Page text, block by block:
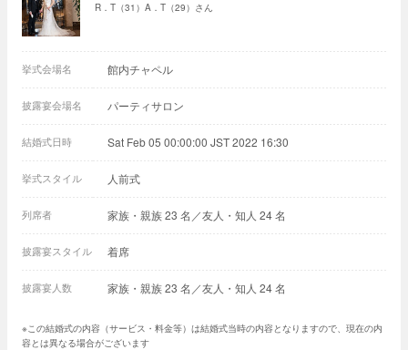
R．T（31）A．T（29）さん
挙式会場名 館内チャペル
披露宴会場名 パーティサロン
結婚式日時 Sat Feb 05 00:00:00 JST 2022 16:30
挙式スタイル 人前式
列席者 家族・親族 23 名／友人・知人 24 名
披露宴スタイル 着席
披露宴人数 家族・親族 23 名／友人・知人 24 名
※この結婚式の内容（サービス・料金等）は結婚式当時の内容となりますので、現在の内
容とは異なる場合がございます